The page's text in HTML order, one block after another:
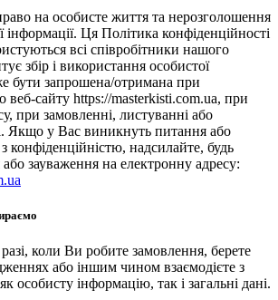
на особисте життя та нерозголошення
Ця Політика конфіденційності
всі співробітники нашого
збір і використання особистої
бути запрошена/отримана при
веб-сайту https://masterkisti.com.ua, при
при замовленні, листуванні або
Якщо у Вас виникнуть питання або
конфіденційністю, надсилайте, будь
зауваження на електронну адресу:
коли Ви робите замовлення, берете
або іншим чином взаємодієте з
особисту інформацію, так і загальні дані.